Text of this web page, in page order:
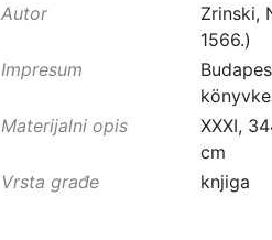
Autor
Zrinski,
1566.)
Impresum
Materijalni opis
XXXI,
cm
Vrsta građe
knjiga